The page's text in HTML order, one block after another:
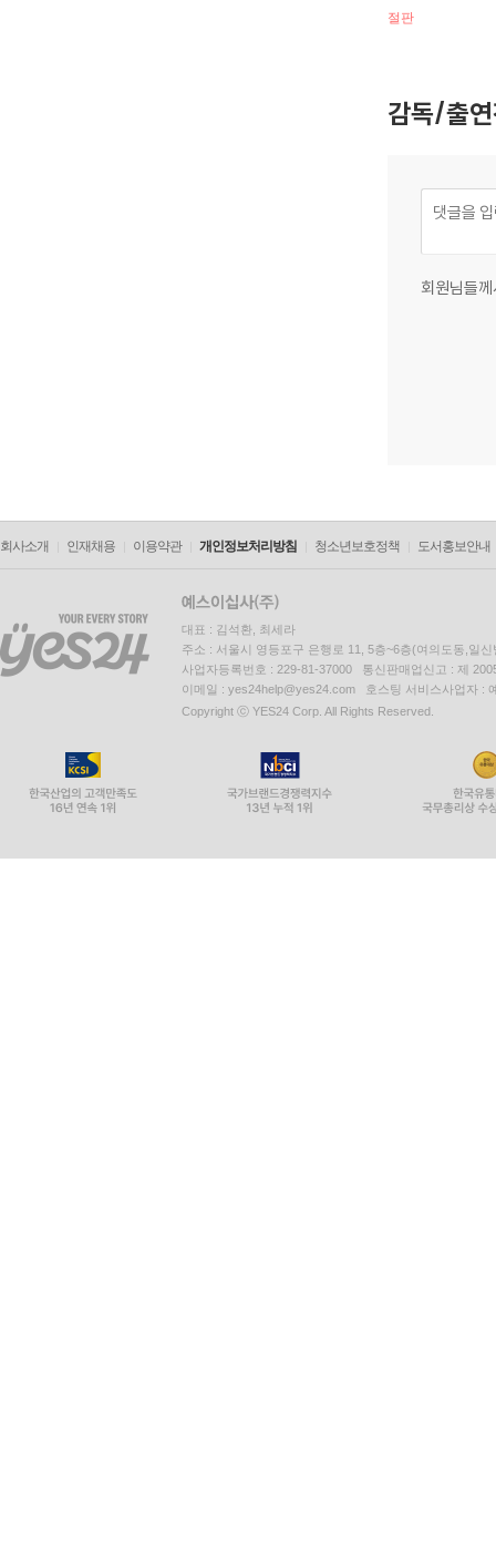
절판
감독/출
회원님들
회사소개 인재채용 이용약관 개인정보처리방침 청소년보호정책 도서홍보안내
대표 : 김석환, 최세라
주소 : 서울시 영등포구 은행로 11, 5층~6층(여의도동,일신
사업자등록번호 : 229-81-37000 통신판매업신고 : 제
이메일 : yes24help@yes24.com 호스팅 서비스사업자 :
Copyright ⓒ YES24 Corp. All Rights Reserved.